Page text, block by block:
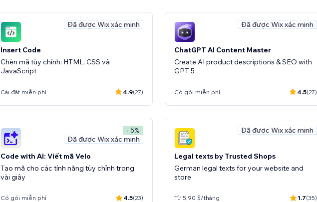
Đã được Wix xác minh
Insert Code
Chèn mã tùy chỉnh: HTML, CSS và
JavaScript
Cài đặt miễn phí 4.9(27)
Đã được Wix xác minh
ChatGPT AI Content Master
Create AI product descriptions & SEO with
GPT 5
Có gói miễn phí 4.5(27)
- 5%
Đã được Wix xác minh
Code with AI: Viết mã Velo
Tạo mã cho các tính năng tùy chỉnh trong
vài giây
Có gói miễn phí 4.5(23)
Đã được Wix xác minh
Legal texts by Trusted Shops
German legal texts for your website and
store
Từ 5,90 $/tháng 1.7(35)